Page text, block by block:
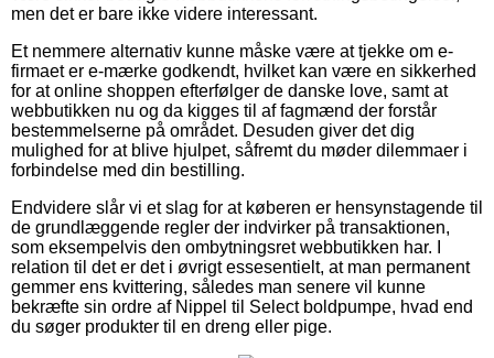
men det er bare ikke videre interessant.
Et nemmere alternativ kunne måske være at tjekke om e-
firmaet er e-mærke godkendt, hvilket kan være en sikkerhed
for at online shoppen efterfølger de danske love, samt at
webbutikken nu og da kigges til af fagmænd der forstår
bestemmelserne på området. Desuden giver det dig
mulighed for at blive hjulpet, såfremt du møder dilemmaer i
forbindelse med din bestilling.
Endvidere slår vi et slag for at køberen er hensynstagende til
de grundlæggende regler der indvirker på transaktionen,
som eksempelvis den ombytningsret webbutikken har. I
relation til det er det i øvrigt essesentielt, at man permanent
gemmer ens kvittering, således man senere vil kunne
bekræfte sin ordre af Nippel til Select boldpumpe, hvad end
du søger produkter til en dreng eller pige.